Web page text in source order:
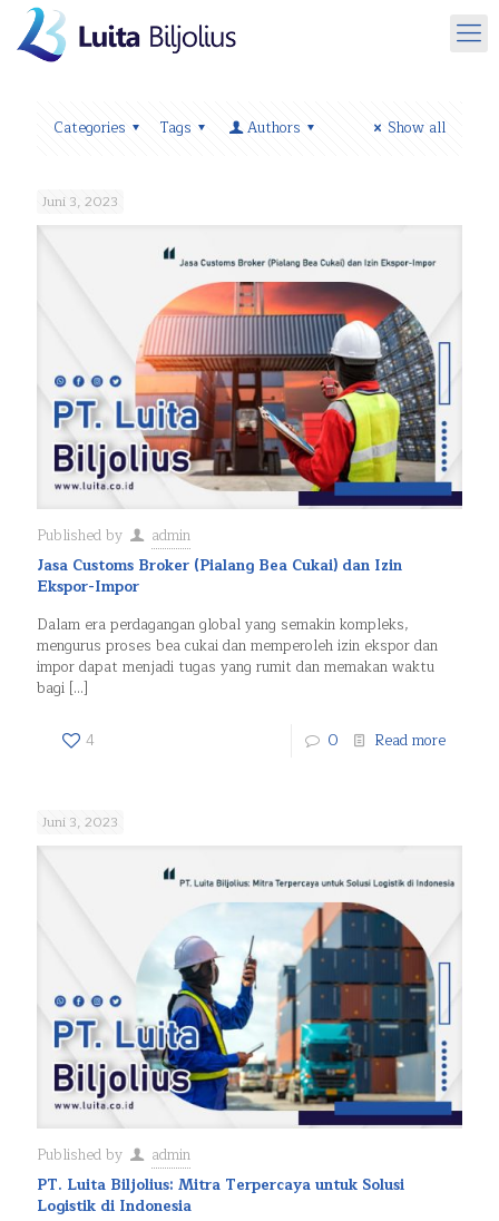
Categories Tags Authors Show all
Juni 3, 2023
Published by
admin
Jasa Customs Broker (Pialang Bea Cukai) dan Izin
Ekspor-Impor
Dalam era perdagangan global yang semakin kompleks,
mengurus proses bea cukai dan memperoleh izin ekspor dan
impor dapat menjadi tugas yang rumit dan memakan waktu
bagi […]
4 0 Read more
Juni 3, 2023
Published by
admin
PT. Luita Biljolius: Mitra Terpercaya untuk Solusi
Logistik di Indonesia